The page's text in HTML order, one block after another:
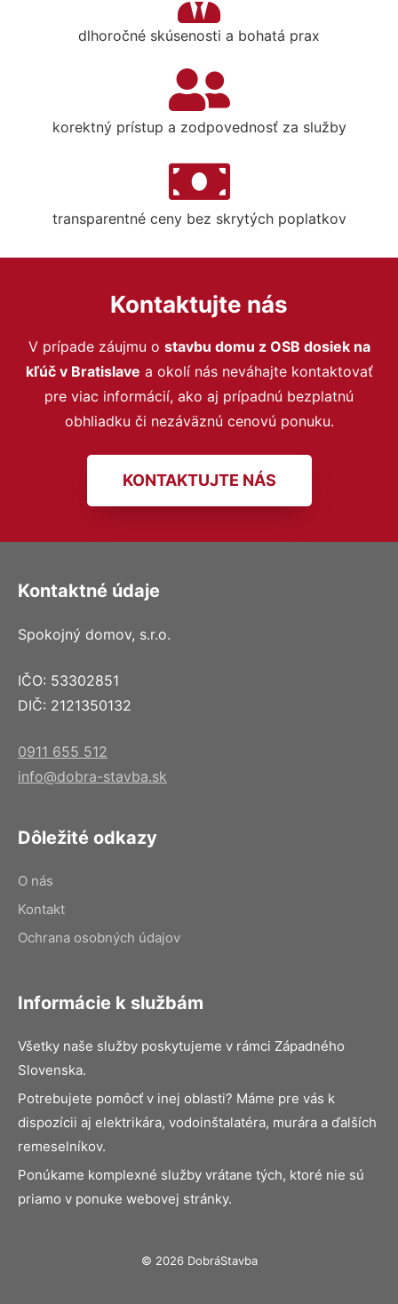
dlhoročné skúsenosti a bohatá prax
korektný prístup a zodpovednosť za služby
transparentné ceny bez skrytých poplatkov
Kontaktujte nás
V prípade záujmu o stavbu domu z OSB dosiek na
kľúč v Bratislave a okolí nás neváhajte kontaktovať
pre viac informácií, ako aj prípadnú bezplatnú
obhliadku či nezáväznú cenovú ponuku.
KONTAKTUJTE NÁS
Kontaktné údaje
Spokojný domov, s.r.o.
IČO: 53302851
DIČ: 2121350132
0911 655 512
info@dobra-stavba.sk
Dôležité odkazy
O nás
Kontakt
Ochrana osobných údajov
Informácie k službám
Všetky naše služby poskytujeme v rámci Západného
Slovenska.
Potrebujete pomôcť v inej oblasti? Máme pre vás k
dispozícii aj elektrikára, vodoinštalatéra, murára a ďalších
remeselníkov.
Ponúkame komplexné služby vrátane tých, ktoré nie sú
priamo v ponuke webovej stránky.
© 2026 DobráStavba